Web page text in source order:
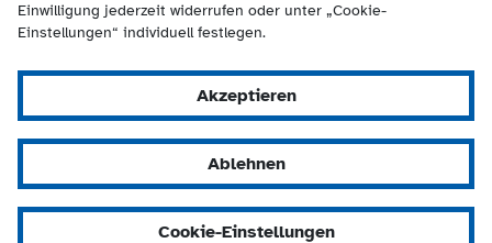
Einwilligung jederzeit widerrufen oder unter „Cookie-
Einstellungen“ individuell festlegen.
Akzeptieren
Ablehnen
Cookie-Einstellungen